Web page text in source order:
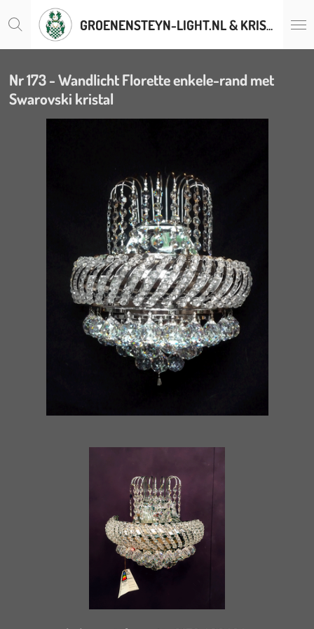
direct
hoofdinhoud
GROENENSTEYN-LIGHT.NL & KRISTALLENLUSTERS.BE
Nr 173 - Wandlicht Florette enkele-rand met
Swarovski kristal